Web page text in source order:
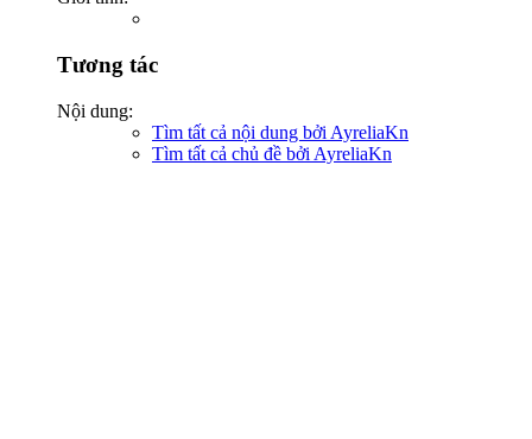
Tương tác
Nội dung:
Tìm tất cả nội dung bởi AyreliaKn
Tìm tất cả chủ đề bởi AyreliaKn